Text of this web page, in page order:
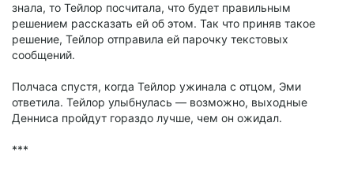
знала, то Тейлор посчитала, что будет правильным
решением рассказать ей об этом. Так что приняв такое
решение, Тейлор отправила ей парочку текстовых
сообщений.
Полчаса спустя, когда Тейлор ужинала с отцом, Эми
ответила. Тейлор улыбнулась — возможно, выходные
Денниса пройдут гораздо лучше, чем он ожидал.
***